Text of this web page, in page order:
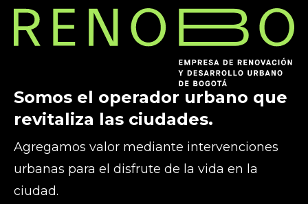
Somos el operador urbano que
revitaliza las ciudades.
Agregamos valor mediante intervenciones
urbanas para el disfrute de la vida en la
ciudad.